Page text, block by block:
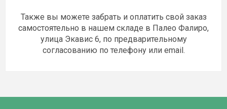
Также вы можете забрать и оплатить свой заказ
самостоятельно в нашем складе в Палео Фалиро,
улица Экавис 6, по предварительному
согласованию по телефону или email.